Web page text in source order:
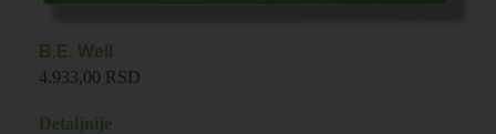
B.E. Well
4.933,00 RSD
Detaljnije